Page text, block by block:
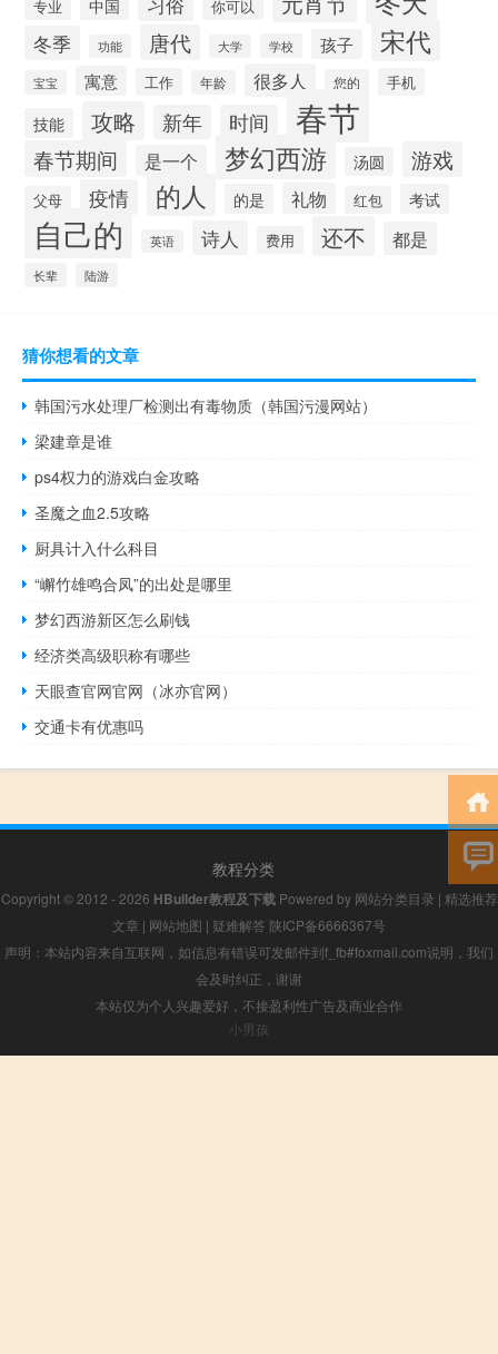
专业 中国 你可以
冬季 功能 唐代 大学 学校 孩子 宋代
宝宝 寓意 工作 年龄 很多人 您的 手机
技能 攻略 新年 时间 春节
春节期间 是一个 梦幻西游 汤圆 游戏
父母 疫情 的人 的是 礼物 红包 考试
自己的 英语 诗人 费用 还不 都是
长辈 陆游
猜你想看的文章
韩国污水处理厂检测出有毒物质（韩国污漫网站）
梁建章是谁
ps4权力的游戏白金攻略
圣魔之血2.5攻略
厨具计入什么科目
“嶰竹雄鸣合凤”的出处是哪里
梦幻西游新区怎么刷钱
经济类高级职称有哪些
天眼查官网官网（冰亦官网）
交通卡有优惠吗
教程分类
Copyright © 2012 - 2026 HBuilder教程及下载Powered by 网站分类目录 | 精选推荐
文章 | 网站地图 | 疑难解答 陕ICP备6666367号
声明：本站内容来自互联网，如信息有错误可发邮件到f_fb#foxmail.com说明，我们
会及时纠正，谢谢
本站仅为个人兴趣爱好，不接盈利性广告及商业合作
小男孩